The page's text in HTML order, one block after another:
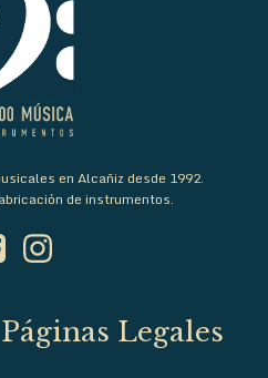
en Alcañiz desde 1992.
de instrumentos.
Páginas Legales